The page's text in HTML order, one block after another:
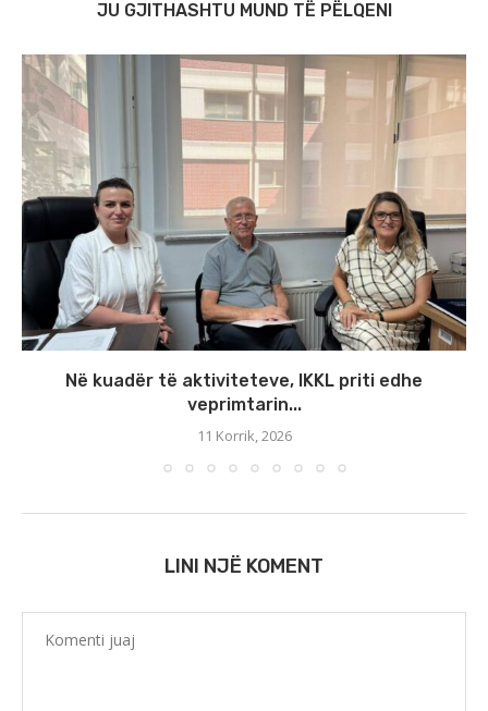
JU GJITHASHTU MUND TË PËLQENI
Në kuadër të aktiviteteve, IKKL priti edhe
veprimtarin...
11 Korrik, 2026
LINI NJË KOMENT